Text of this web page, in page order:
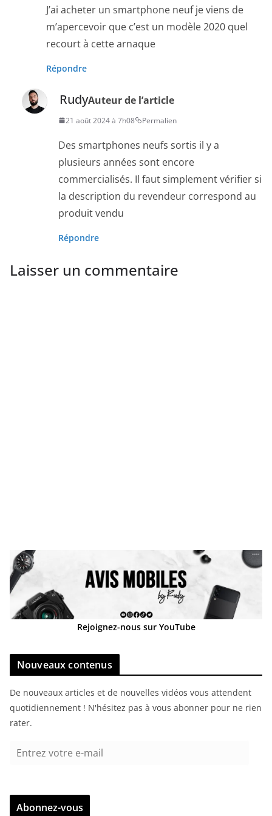
J’ai acheter un smartphone neuf je viens de
m’apercevoir que c’est un modèle 2020 quel
recourt à cette arnaque
Répondre
RudyAuteur de l’article
21 août 2024 à 7h08 Permalien
Des smartphones neufs sortis il y a
plusieurs années sont encore
commercialisés. Il faut simplement vérifier si
la description du revendeur correspond au
produit vendu
Répondre
Laisser un commentaire
Rejoignez-nous sur YouTube
Nouveaux contenus
De nouveaux articles et de nouvelles vidéos vous attendent
quotidiennement ! N'hésitez pas à vous abonner pour ne rien
rater.
r
Abonnez-vous